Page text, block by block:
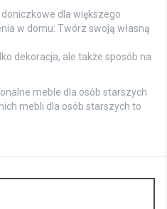
dla większego
w domu: Twórz swoją własną
dekoracja, ale także sposób na
meble dla osób starszych
mebli dla osób starszych to